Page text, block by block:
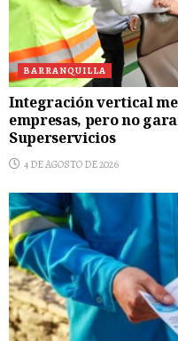
BARRANQUILLA
Integración vertical
empresas, pero no
Superservicios
4 DE AGOSTO DE 2026